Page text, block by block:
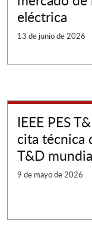
eléctrica
13 de junio de 2026
IEEE PES
cita técnica
T&D
9 de mayo de 2026